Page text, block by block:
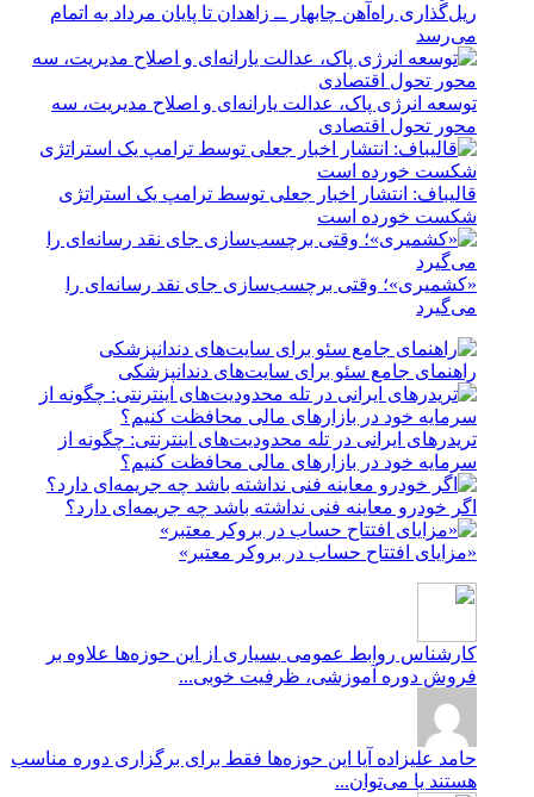
ریل‌گذاری راه‌آهن چابهار ــ زاهدان تا پایان مرداد به اتمام
می‌رسد
توسعه انرژی پاک، عدالت یارانه‌ای و اصلاح مدیریت، سه
محور تحول اقتصادی
قالیباف: انتشار اخبار جعلی توسط ترامپ یک استراتژی
شکست خورده است
«کشمیری»؛ وقتی برچسب‌سازی جای نقد رسانه‌ای را
می‌گیرد
راهنمای جامع سئو برای سایت‌های دندانپزشکی
تریدرهای ایرانی در تله محدودیت‌های اینترنتی: چگونه از
سرمایه خود در بازارهای مالی محافظت کنیم؟
اگر خودرو معاینه فنی نداشته باشد چه جریمه‌ای دارد؟
«مزایای افتتاح حساب در بروکر معتبر»
کارشناس روابط عمومی بسیاری از این حوزه‌ها علاوه بر
فروش دوره آموزشی، ظرفیت خوبی...
حامد علیزاده آیا این حوزه‌ها فقط برای برگزاری دوره مناسب
هستند یا می‌توان...